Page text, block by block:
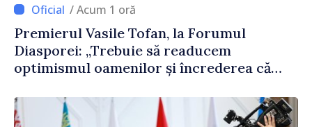
/ Acum 1 oră
Premierul Vasile Tofan, la Forumul
Diasporei: „Trebuie să readucem
optimismul oamenilor și încrederea că
corectă”